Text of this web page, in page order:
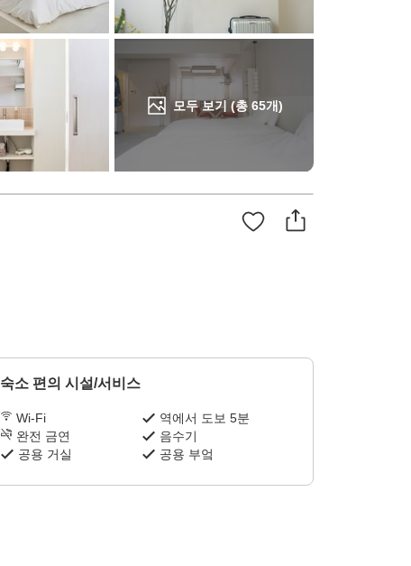
모두 보기 (총 65개)
숙소 편의 시설/서비스
Wi-Fi
역에서 도보 5분
완전 금연
음수기
공용 거실
공용 부엌